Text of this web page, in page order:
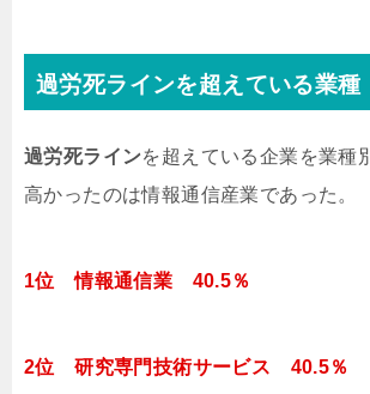
過労死ラインを超えている業種
過労死ラインを超えている企業を業種
高かったのは情報通信産業であった。
1位 情報通信業 40.5％
2位 研究専門技術サービス 40.5％